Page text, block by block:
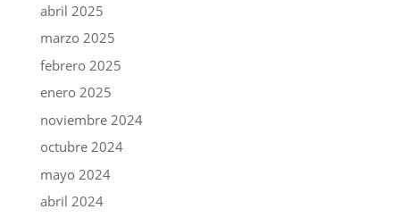
abril 2025
marzo 2025
febrero 2025
enero 2025
noviembre 2024
octubre 2024
mayo 2024
abril 2024